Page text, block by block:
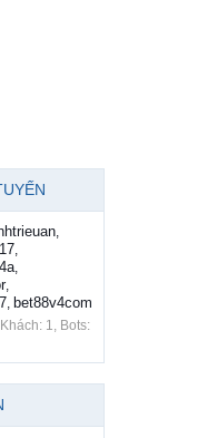
,
bet88v4com
1, Bots: